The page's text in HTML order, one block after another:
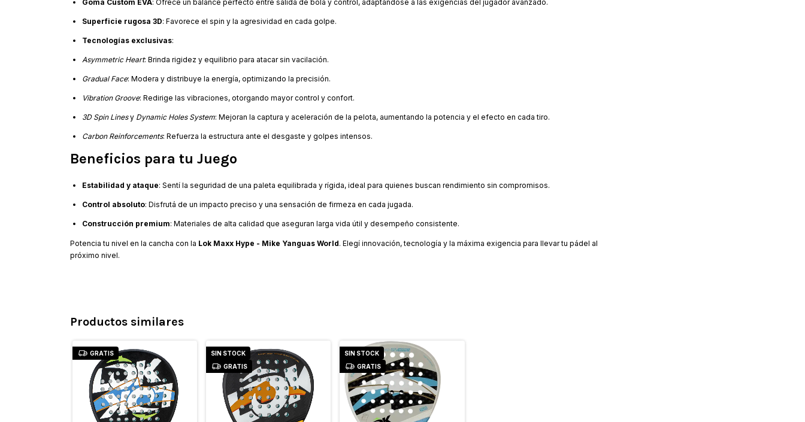
Goma Custom EVA: Ofrece un balance perfecto entre salida de bola y control, adaptándose a las exigencias del jugador avanzado.
Superficie rugosa 3D: Favorece el spin y la agresividad en cada golpe.
Tecnologías exclusivas:
Asymmetric Heart: Brinda rigidez y equilibrio para atacar sin vacilación.
Gradual Face: Modera y distribuye la energía, optimizando la precisión.
Vibration Groove: Redirige las vibraciones, otorgando mayor control y confort.
3D Spin Linesy Dynamic Holes System: Mejoran la captura y aceleración de la pelota, aumentando la potencia y el efecto en cada tiro.
Carbon Reinforcements: Refuerza la estructura ante el desgaste y golpes intensos.
Beneficios para tu Juego
Estabilidad y ataque: Sentí la seguridad de una paleta equilibrada y rígida, ideal para quienes buscan rendimiento sin compromisos.
Control absoluto: Disfrutá de un impacto preciso y una sensación de firmeza en cada jugada.
Construcción premium: Materiales de alta calidad que aseguran larga vida útil y desempeño consistente.
Potencia tu nivel en la cancha con la Lok Maxx Hype - Mike Yanguas World. Elegí innovación, tecnología y la máxima exigencia para llevar tu pádel al
próximo nivel.
Productos similares
GRATIS
SIN STOCK
GRATIS
SIN STOCK
GRATIS